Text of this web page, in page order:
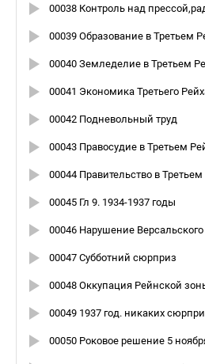
00039 Образование в Третьем
00040 Земледелие в Третьем
00041 Экономика Третьего
00042 Подневольный труд
00043 Правосудие в Третьем
00044 Правительство в
00045 Гл 9. 1934-1937 годы
00046 Нарушение Версальского
00047 Субботний сюрприз
00048 Оккупация Рейнской
00049 1937 год. никаких